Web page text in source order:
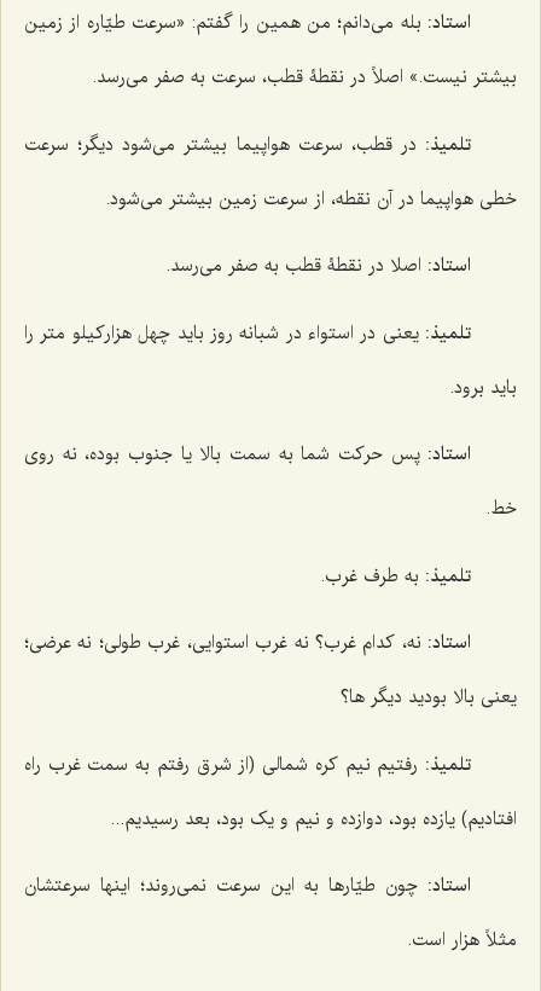
استاد: بله می‌دانم؛ من همین را گفتم: «سرعت طیّاره از زمین
بیشتر نیست.» اصلاً در نقطۀ قطب، سرعت به صفر می‌رسد.
تلمیذ: در قطب، سرعت هواپیما بیشتر می‌شود دیگر؛ سرعت
خطی هواپیما در آن نقطه، از سرعت زمین بیشتر می‌شود.
استاد: اصلا در نقطۀ قطب به صفر می‌رسد.
تلمیذ: یعنی در استواء در شبانه روز باید چهل هزارکیلو متر را
باید برود.
استاد:پس حرکت شما به سمت بالا یا جنوب بوده، نه روی
خط.
تلمیذ: به طرف غرب.
استاد: نه، کدام غرب؟ نه غرب استوایی، غرب طولی؛ نه عرضی؛
یعنی بالا بودید دیگر ها؟
تلمیذ: رفتیم نیم کره شمالی (از شرق رفتم به سمت غرب راه
افتادیم) یازده بود، دوازده و نیم و یک بود، بعد رسیدیم...
استاد: چون طیّارها به این سرعت نمی‌روند؛ اینها سرعتشان
مثلاً هزار است.